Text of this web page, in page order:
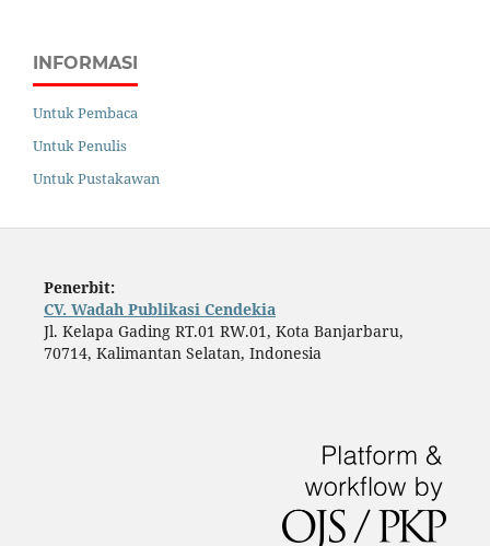
INFORMASI
Untuk Pembaca
Untuk Penulis
Untuk Pustakawan
Penerbit:
CV. Wadah Publikasi Cendekia
Jl. Kelapa Gading RT.01 RW.01, Kota Banjarbaru,
70714, Kalimantan Selatan, Indonesia